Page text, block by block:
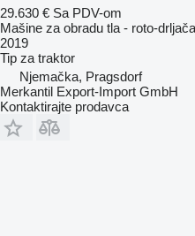
29.630 € Sa PDV-om
Mašine za obradu tla - roto-drljača
2019
Tip za traktor
Njemačka, Pragsdorf
Merkantil Export-Import GmbH
Kontaktirajte prodavca